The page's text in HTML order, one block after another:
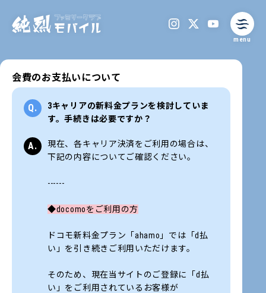
menu
会費のお支払いについて
3キャリアの新料金プランを検討していま
す。手続きは必要ですか？
現在、各キャリア決済をご利用の場合は、
下記の内容についてご確認ください。
------
◆docomoをご利用の方
ドコモ新料金プラン「ahamo」では「d払
い」を引き続きご利用いただけます。
そのため、現在当サイトのご登録に「d払
い」をご利用されているお客様が